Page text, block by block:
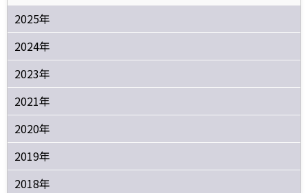
2025年
2024年
2023年
2021年
2020年
2019年
2018年